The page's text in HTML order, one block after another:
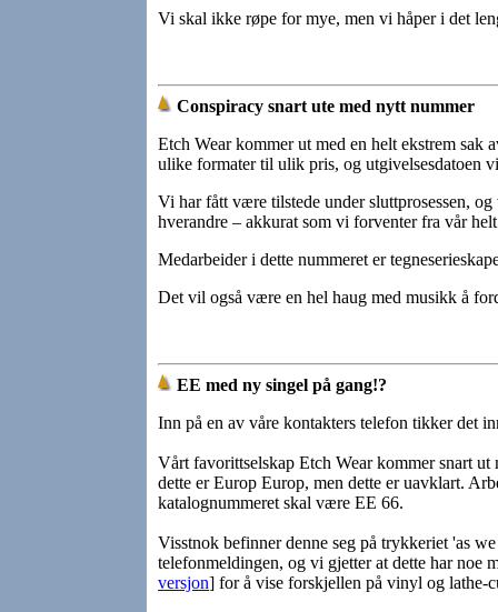
Vi skal ikke røpe for mye, men vi håper i det
Conspiracy snart ute med nytt nummer
Etch Wear kommer ut med en helt ekstrem
ulike formater til ulik pris, og utgivelsesdatoen
Vi har fått være tilstede under sluttprosessen,
hverandre – akkurat som vi forventer fra vår
Medarbeider i dette nummeret er
Det vil også være en hel haug med musikk å
EE med ny singel på gang!?
Inn på en av våre kontakters telefon tikker det
Vårt favorittselskap Etch Wear kommer snart
dette er Europ Europ, men dette er uavklart.
katalognummeret skal være EE 66.
Visstnok befinner denne seg på trykkeriet 'as
telefonmeldingen, og vi gjetter at dette har noe
versjon] for å vise forskjellen på vinyl og lathe-